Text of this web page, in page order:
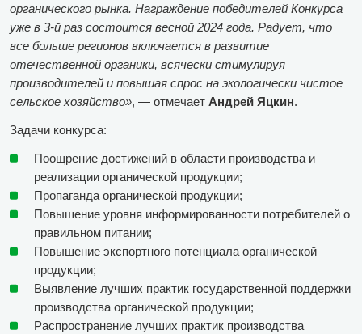
органического рынка. Награждение победителей Конкурса
уже в 3-й раз состоится весной 2024 года. Радует, что
все больше регионов включается в развитие
отечественной органики, всячески стимулируя
производителей и повышая спрос на экологически чистое
сельское хозяйство», — отмечает Андрей Яцкин.
Задачи конкурса:
Поощрение достижений в области производства и
реализации органической продукции;
Пропаганда органической продукции;
Повышение уровня информированности потребителей о
правильном питании;
Повышение экспортного потенциала органической
продукции;
Выявление лучших практик государственной поддержки
производства органической продукции;
Распространение лучших практик производства